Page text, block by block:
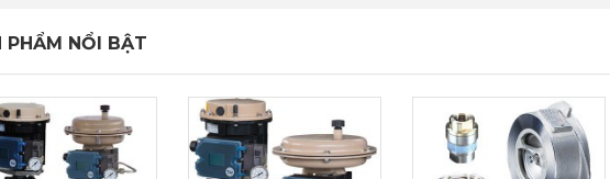
PHẨM NỔI BẬT